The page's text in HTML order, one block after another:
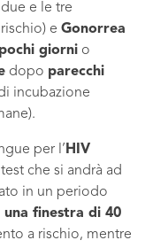
e le tre
e Gonorrea
pochi giorni o
dopo parecchi
incubazione
per l’ HIV
che si andrà ad
in un periodo
finestra di 40
a rischio, mentre